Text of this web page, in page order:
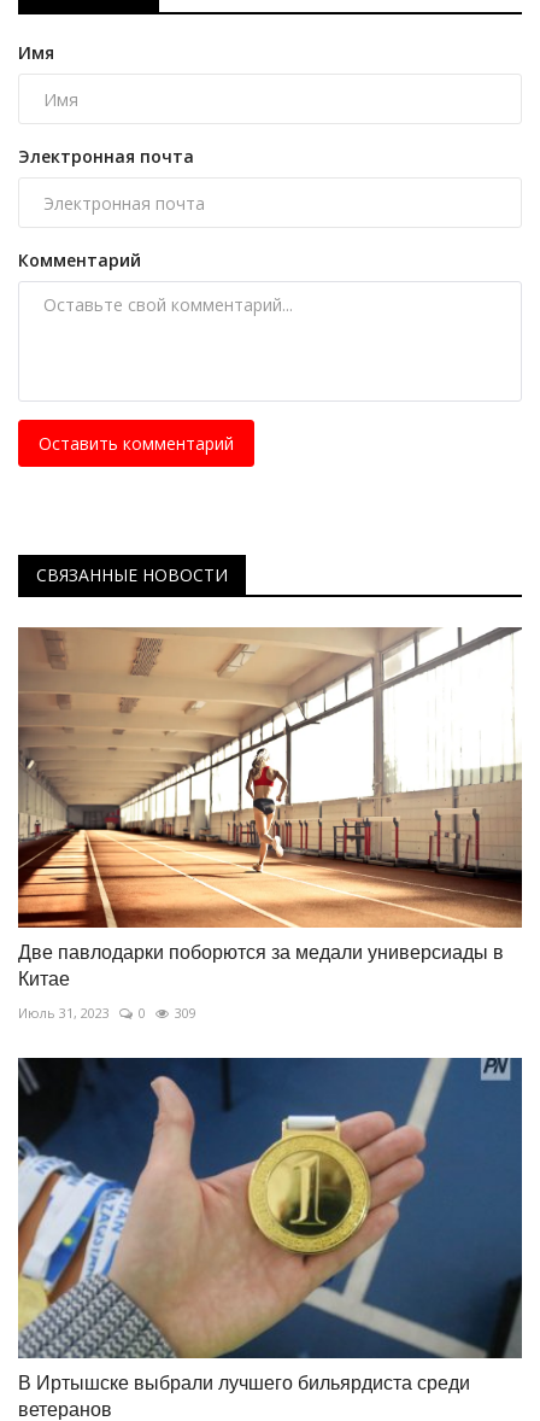
Имя
Электронная почта
Комментарий
Оставить комментарий
СВЯЗАННЫЕ НОВОСТИ
Две павлодарки поборются за медали универсиады в
Китае
Июль 31, 2023 0 309
В Иртышске выбрали лучшего бильярдиста среди
ветеранов